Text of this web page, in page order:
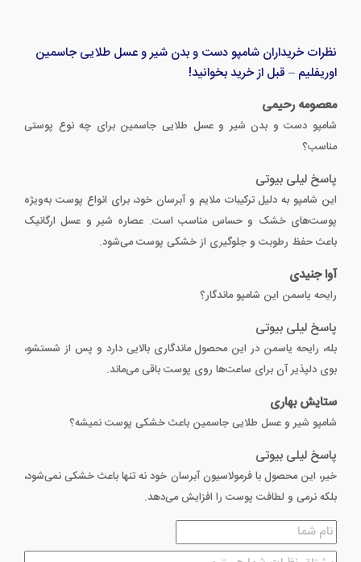
نظرات خریداران شامپو دست و بدن شیر و عسل طلایی جاسمین
اوریفلیم – قبل از خرید بخوانید!
معصومه رحیمی
شامپو دست و بدن شیر و عسل طلایی جاسمین برای چه نوع پوستی
مناسب؟
پاسخ لیلی بیوتی
این شامپو به دلیل ترکیبات ملایم و آبرسان خود، برای انواع پوست به‌ویژه
پوست‌های خشک و حساس مناسب است. عصاره شیر و عسل ارگانیک
باعث حفظ رطوبت و جلوگیری از خشکی پوست می‌شود.
آوا جنیدی
رایحه یاسمن این شامپو ماندگار؟
پاسخ لیلی بیوتی
بله، رایحه یاسمن در این محصول ماندگاری بالایی دارد و پس از شستشو،
بوی دلپذیر آن برای ساعت‌ها روی پوست باقی می‌ماند.
ستایش بهاری
شامپو شیر و عسل طلایی جاسمین باعث خشکی پوست نمیشه؟
پاسخ لیلی بیوتی
خیر، این محصول با فرمولاسیون آبرسان خود نه تنها باعث خشکی نمی‌شود،
بلکه نرمی و لطافت پوست را افزایش می‌دهد.